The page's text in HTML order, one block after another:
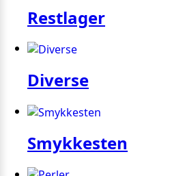
Restlager
Diverse
Smykkesten